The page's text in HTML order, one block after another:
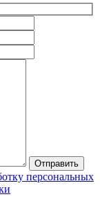
персональных